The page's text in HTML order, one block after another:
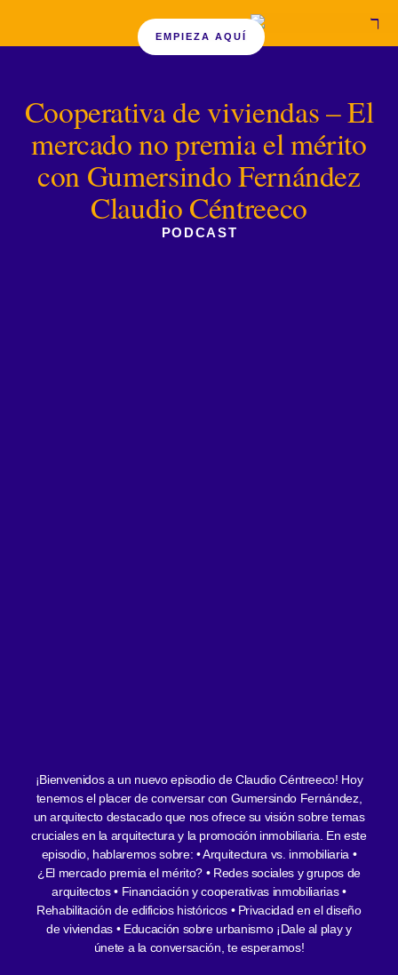
EMPIEZA AQUÍ
Cooperativa de viviendas – El
mercado no premia el mérito
con Gumersindo Fernández
Claudio Céntreeco
PODCAST
¡Bienvenidos a un nuevo episodio de Claudio Céntreeco! Hoy
tenemos el placer de conversar con Gumersindo Fernández,
un arquitecto destacado que nos ofrece su visión sobre temas
cruciales en la arquitectura y la promoción inmobiliaria. En este
episodio, hablaremos sobre: • Arquitectura vs. inmobiliaria •
¿El mercado premia el mérito? • Redes sociales y grupos de
arquitectos • Financiación y cooperativas inmobiliarias •
Rehabilitación de edificios históricos • Privacidad en el diseño
de viviendas • Educación sobre urbanismo ¡Dale al play y
únete a la conversación, te esperamos!